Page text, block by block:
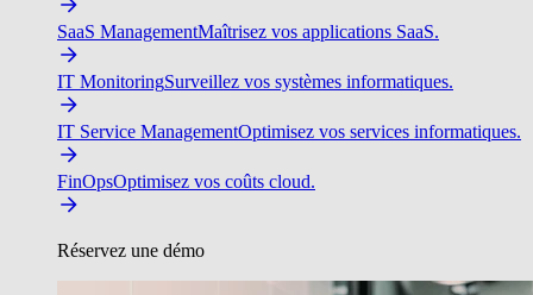
SaaS ManagementMaîtrisez vos applications SaaS.
IT MonitoringSurveillez vos systèmes informatiques.
IT Service ManagementOptimisez vos services informatiques.
FinOpsOptimisez vos coûts cloud.
Réservez une démo